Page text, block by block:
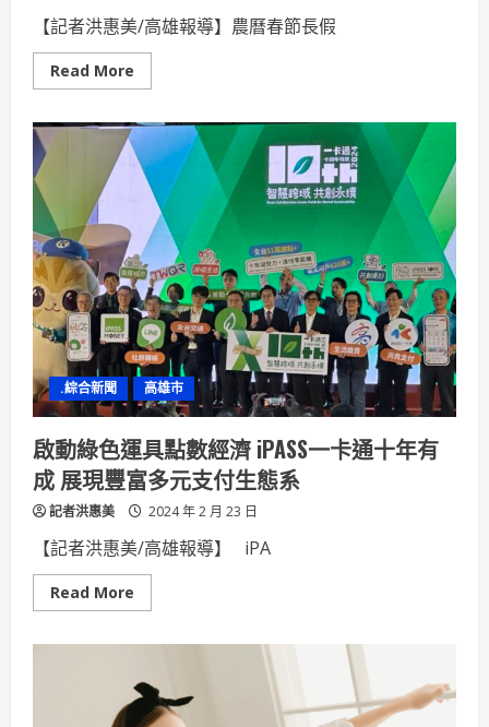
【記者洪惠美/高雄報導】農曆春節長假
Read More
more
鎮
科
技
產
愛
心
爆
表
捐
血
成
果
破
歷
年
最
高
紀
錄！
.綜合新聞 高雄市
啟動綠色運具點數經濟 iPASS一卡通十年有
成 展現豐富多元支付生態系
記者洪惠美 2024 年 2 月 23 日
【記者洪惠美/高雄報導】 iPA
Read More
more
色
運
具